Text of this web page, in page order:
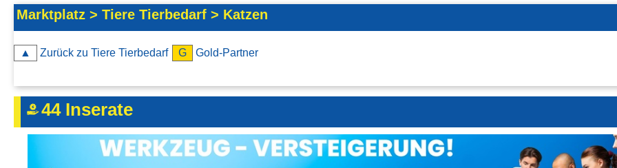
Kontakt
Marktplatz > Tiere Tierbedarf > Katzen
▲ Zurück zu Tiere Tierbedarf G Gold-Partner
44 Inserate